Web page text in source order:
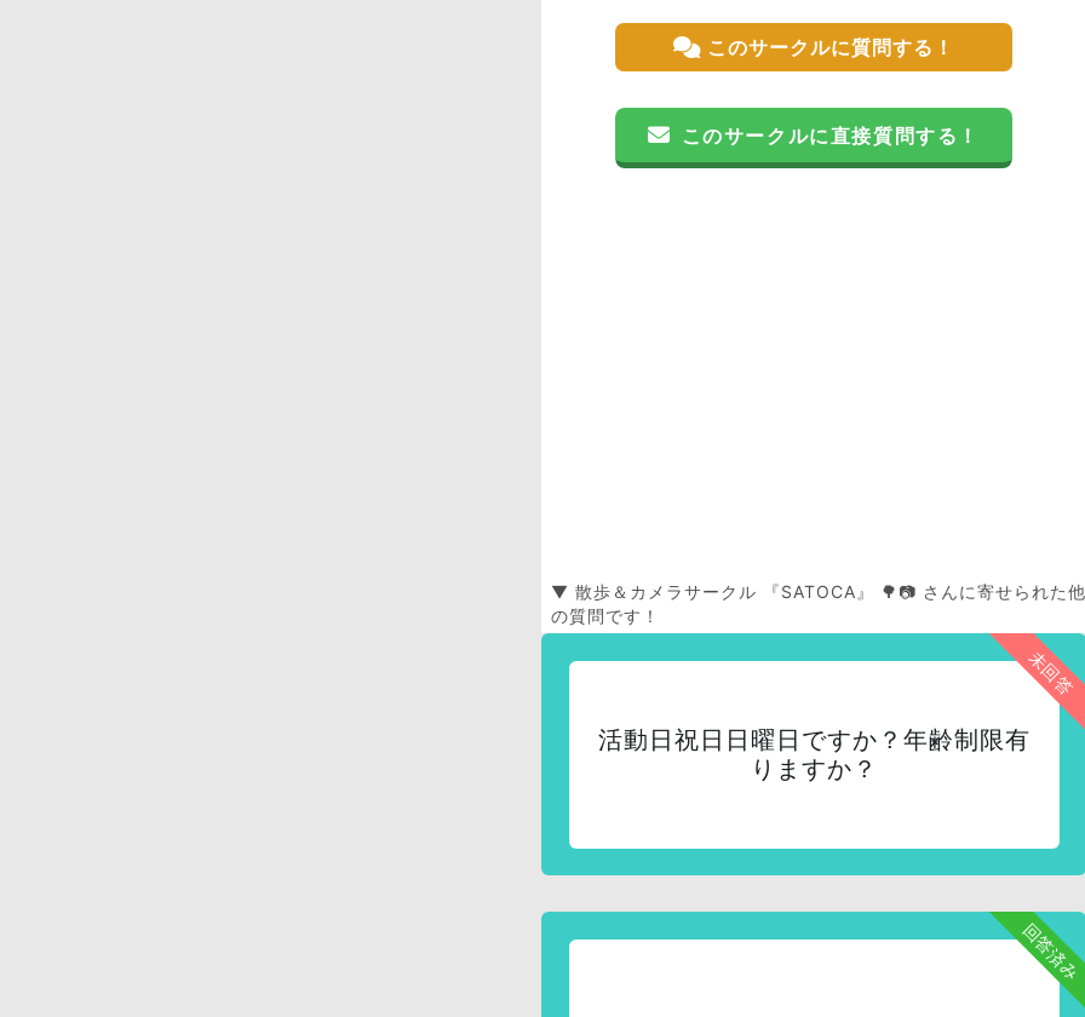
このサークルに質問する！
このサークルに直接質問する！
▼ 散歩＆カメラサークル 『SATOCA』 🌳📷 さんに寄せられた他
の質問です！
未回答
活動日祝日日曜日ですか？年齢制限有
りますか？
回答済み